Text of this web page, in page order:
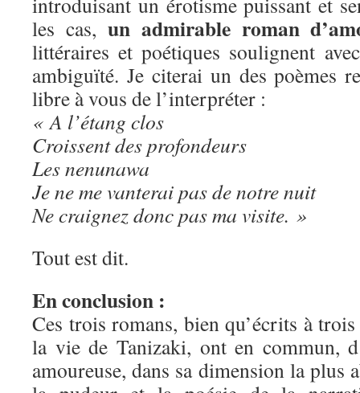
les cas, un admirable roman
littéraires et poétiques soulignent
ambiguïté. Je citerai un des poèmes
libre à vous de l’interpréter :
« A l’étang clos
Croissent des profondeurs
Les nenunawa
Je ne me vanterai pas de notre nuit
Ne craignez donc pas ma visite. »
Tout est dit.
En conclusion :
Ces trois romans, bien qu’écrits à
la vie de Tanizaki, ont en commun,
amoureuse, dans sa dimension la plus